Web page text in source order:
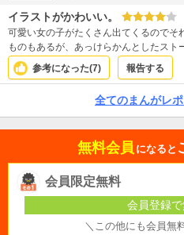
イラストがかわいい。
可愛い女の子がたくさん出てくるのでそ
ものもあるが、あっけらかんとしたスト
参考になった(7) 報告する
全てのまんがレ
無料会員 になると
会員限定無料
会員登録
＼この他にも会員無